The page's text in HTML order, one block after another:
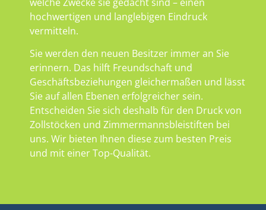
hochwertigen und langlebigen Eindruck
vermitteln.
Sie werden den neuen Besitzer immer an Sie
erinnern. Das hilft Freundschaft und
Geschäftsbeziehungen gleichermaßen und lässt
Sie auf allen Ebenen erfolgreicher sein.
Entscheiden Sie sich deshalb für den Druck von
Zollstöcken und Zimmermannsbleistiften bei
uns. Wir bieten Ihnen diese zum besten Preis
und mit einer Top-Qualität.